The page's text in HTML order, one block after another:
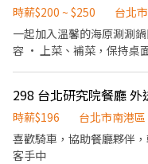
時薪$200 ~ $250
台北
一起加入溫馨的海原涮涮鍋團隊吧！ • 協助客人
容 • 上菜、補菜，保持桌
經驗沒關係，歡迎你的第一
298 台北研究院餐廳 外
時薪$196
台北市南港區
喜歡騎車，協助餐廳夥伴
客手中